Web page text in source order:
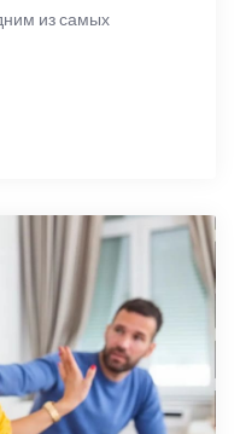
из самых